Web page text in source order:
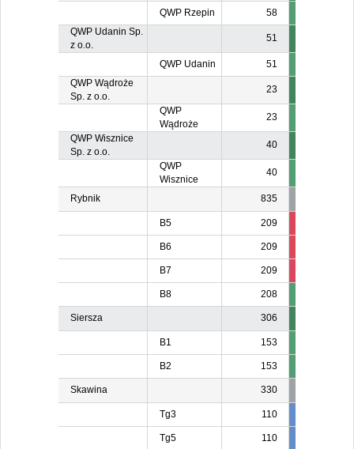
QWP Rzepin
58
QWP Udanin Sp.
z o.o.
51
QWP Udanin
51
QWP Wądroże
Sp. z o.o.
23
QWP
Wądroże
23
QWP Wisznice
Sp. z o.o.
40
QWP
Wisznice
40
Rybnik 835
B5 209
B6 209
B7 209
B8 208
Siersza 306
B1 153
B2 153
Skawina 330
Tg3 110
Tg5 110